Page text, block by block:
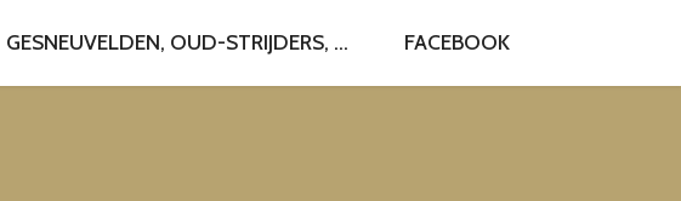
GESNEUVELDEN, OUD-STRIJDERS, ... FACEBOOK